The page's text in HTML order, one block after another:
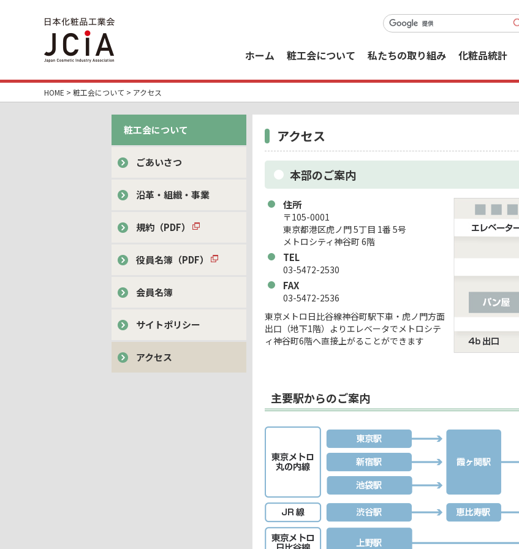
ホーム 粧工会について 私たちの取り組み 化粧品統計
HOME > 粧工会について > アクセス
粧工会について
ごあいさつ
沿革・組織・事業
規約（PDF）
役員名簿（PDF）
会員名簿
サイトポリシー
アクセス
アクセス
本部のご案内
住所
〒105-0001
東京都港区虎ノ門 5丁目 1番 5号
メトロシティ神谷町 6階
TEL
03-5472-2530
FAX
03-5472-2536
東京メトロ日比谷線神谷町駅下車・虎ノ門方面
出口（地下1階）よりエレベータでメトロシテ
ィ神谷町6階へ直接上がることができます
主要駅からのご案内